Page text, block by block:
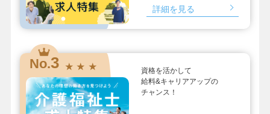
詳細を見る
No.3 ★ ★ ★
資格を活かして
給料&キャリアアップの
チャンス！